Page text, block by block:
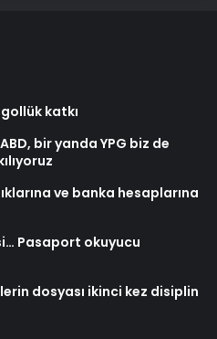
katkı
bir yanda YPG biz de
ve banka hesaplarına
Pasaport okuyucu
dosyası ikinci kez disiplin